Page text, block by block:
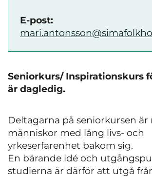
E-post:
Seniorkurs/ Inspirationskurs
är dagledig.
Deltagarna på seniorkursen är
människor med lång livs- och
yrkeserfarenhet bakom sig.
En bärande idé och
studierna är därför att utgå